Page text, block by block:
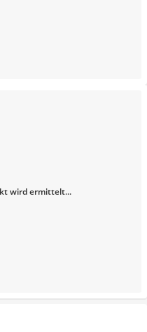
wird ermittelt...